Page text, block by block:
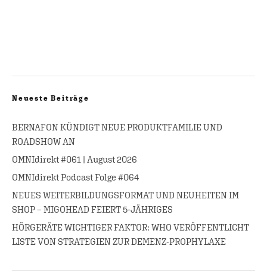
Neueste Beiträge
BERNAFON KÜNDIGT NEUE PRODUKTFAMILIE UND
ROADSHOW AN
OMNIdirekt #061 | August 2026
OMNIdirekt Podcast Folge #064
NEUES WEITERBILDUNGSFORMAT UND NEUHEITEN IM
SHOP – MIGOHEAD FEIERT 5-JÄHRIGES
HÖRGERÄTE WICHTIGER FAKTOR: WHO VERÖFFENTLICHT
LISTE VON STRATEGIEN ZUR DEMENZ-PROPHYLAXE